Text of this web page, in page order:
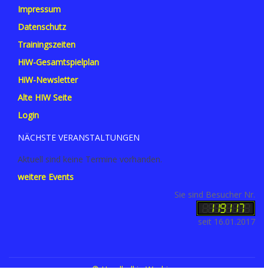
Impressum
Datenschutz
Trainingszeiten
HiW-Gesamtspielplan
HiW-Newsletter
Alte HIW Seite
Login
NÄCHSTE VERANSTALTUNGEN
Aktuell sind keine Termine vorhanden.
weitere Events
Sie sind Besucher Nr.
seit 16.01.2017
© Handball in Worbis